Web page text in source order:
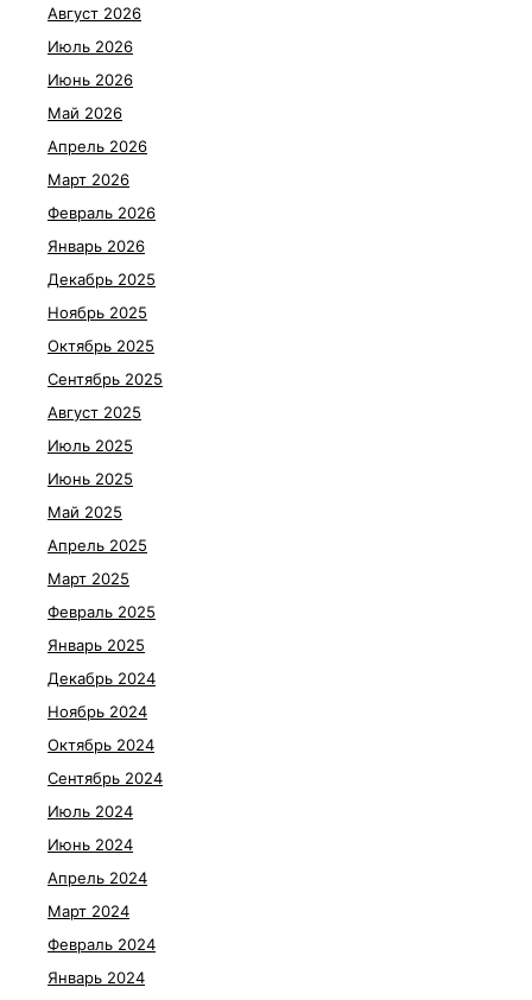
Август 2026
Июль 2026
Июнь 2026
Май 2026
Апрель 2026
Март 2026
Февраль 2026
Январь 2026
Декабрь 2025
Ноябрь 2025
Октябрь 2025
Сентябрь 2025
Август 2025
Июль 2025
Июнь 2025
Май 2025
Апрель 2025
Март 2025
Февраль 2025
Январь 2025
Декабрь 2024
Ноябрь 2024
Октябрь 2024
Сентябрь 2024
Июль 2024
Июнь 2024
Апрель 2024
Март 2024
Февраль 2024
Январь 2024